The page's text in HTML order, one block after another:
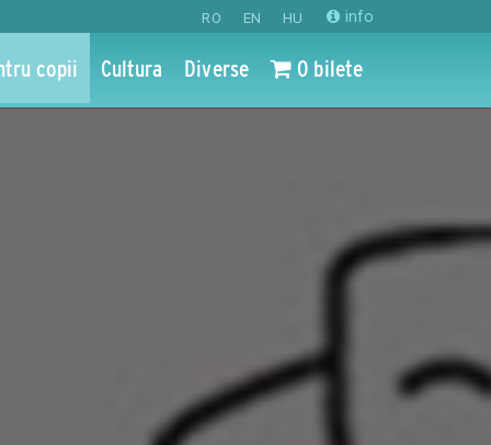
RO EN HU info
copii Cultura Diverse 0 bilete